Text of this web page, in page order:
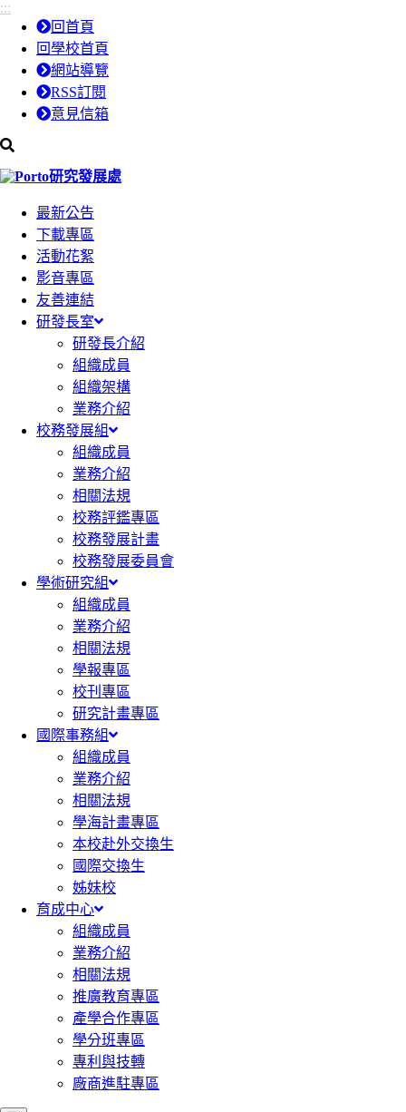
容
區
塊
容
區
塊
:::
回首頁
回學校首頁
網站導覽
RSS訂閱
意見信箱
研究發展處
最新公告
下載專區
活動花絮
影音專區
友善連結
研發長室
研發長介紹
組織成員
組織架構
業務介紹
校務發展組
組織成員
業務介紹
相關法規
校務評鑑專區
校務發展計畫
校務發展委員會
學術研究組
組織成員
業務介紹
相關法規
學報專區
校刊專區
研究計畫專區
國際事務組
組織成員
業務介紹
相關法規
學海計畫專區
本校赴外交換生
國際交換生
姊妹校
育成中心
組織成員
業務介紹
相關法規
推廣教育專區
產學合作專區
學分班專區
專利與技轉
廠商進駐專區